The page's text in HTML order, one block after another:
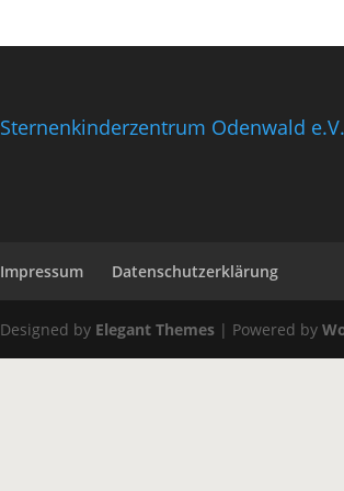
Sternenkinderzentrum Odenwald e.V.
Impressum Datenschutzerklärung
Designed by Elegant Themes | Powered by